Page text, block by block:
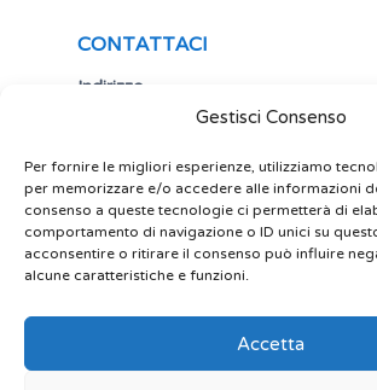
Gestisci Consenso
Per fornire le migliori esperienze, utilizziamo
per memorizzare e/o accedere alle informazioni
consenso a queste tecnologie ci permetterà di
comportamento di navigazione o ID unici su
acconsentire o ritirare il consenso può influire
alcune caratteristiche e funzioni.
Accetta
CONTATTACI
Indirizzo
Via Antonio Gramsci,19
Italia
Telefono
+ 39 030 5356434
Email
site@play-lab.it